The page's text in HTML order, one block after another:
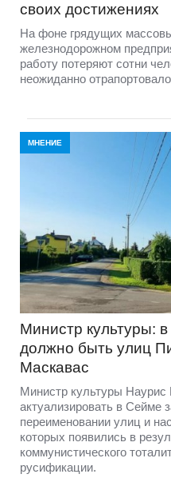
своих достижениях
На фоне грядущих
железнодорожном
работу потеряют сотни
неожиданно
МНЕНИЕ
Министр культуры:
должно быть улиц
Маскавас
Министр культуры Наурис
актуализировать в Сейме
переименовании улиц и
которых появились в
коммунистического
русификации.